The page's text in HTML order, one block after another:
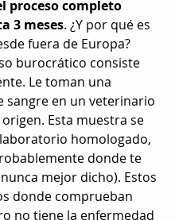
proceso completo
3 meses. ¿Y por qué es
fuera de Europa?
burocrático consiste
Le toman una
sangre en un veterinario
Esta muestra se
homologado,
donde te
mejor dicho). Estos
donde comprueban
no tiene la enfermedad